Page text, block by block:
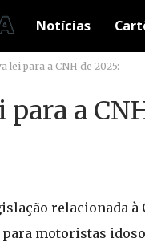
Notícias
lei para a CNH de 2025:
a
relacionada
motoristas